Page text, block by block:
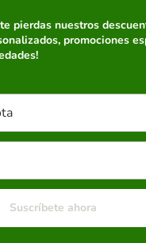
te pierdas nuestros
promociones
Suscríbete ahora